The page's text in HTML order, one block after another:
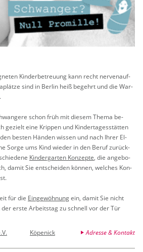
Kin­der­be­treu­ung kann recht ner­ven­auf­
sind in Ber­lin heiß be­gehrt und die War­
schon früh mit die­sem Thema be­
ge­zielt eine Krip­pen und Kin­der­ta­ges­stät­ten
bes­ten Hän­den wis­sen und nach Ihrer El­
Sorge ums Kind wie­der in den Beruf zu­rück­
Kin­der­gar­ten Kon­zep­te, die an­ge­bo­
damit Sie ent­schei­den kön­nen, wel­ches Kon­
für die Ein­ge­wöh­nungein, damit Sie nicht
erste Ar­beits­tag zu schnell vor der Tür
Köpenick Adresse & Kontakt